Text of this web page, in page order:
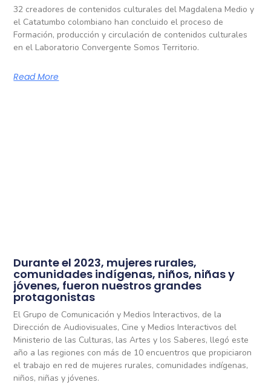
32 creadores de contenidos culturales del Magdalena Medio y
el Catatumbo colombiano han concluido el proceso de
Formación, producción y circulación de contenidos culturales
en el Laboratorio Convergente Somos Territorio.
Read More
Durante el 2023, mujeres rurales,
comunidades indígenas, niños, niñas y
jóvenes, fueron nuestros grandes
protagonistas
El Grupo de Comunicación y Medios Interactivos, de la
Dirección de Audiovisuales, Cine y Medios Interactivos del
Ministerio de las Culturas, las Artes y los Saberes, llegó este
año a las regiones con más de 10 encuentros que propiciaron
el trabajo en red de mujeres rurales, comunidades indígenas,
niños, niñas y jóvenes.